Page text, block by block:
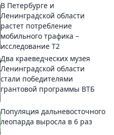
В Петербурге и
Ленинградской области
растет потребление
мобильного трафика –
исследование T2
Два краеведческих музея
Ленинградской области
стали победителями
грантовой программы ВТБ
Популяция дальневосточного
леопарда выросла в 6 раз